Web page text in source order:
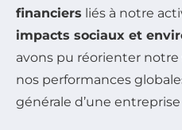
financiers liés à notre
impacts sociaux et
avons pu réorienter
nos performances
générale d’une